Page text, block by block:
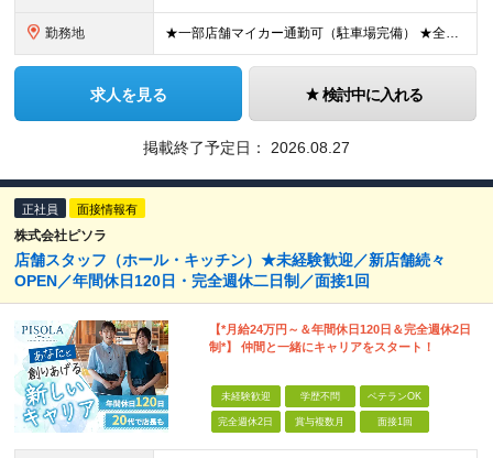
勤務地 ★一部店舗マイカー通勤可（駐車場完備） ★全国の各店舗で募集中！続々出店予定！ ■首都圏エリア 埼玉、千葉、東京、神奈川、山梨 ■北日本エリア 北海道、青森、岩手、宮城、秋田、山形、福島、茨城、栃
求人を見る 検討中に入れる
掲載終了予定日： 2026.08.27
正社員 面接情報有
株式会社ピソラ
店舗スタッフ（ホール・キッチン）★未経験歓迎／新店舗続々
OPEN／年間休日120日・完全週休二日制／面接1回
【*月給24万円～＆年間休日120日＆完全週休2日
制*】 仲間と一緒にキャリアをスタート！
未経験歓迎 学歴不問 ベテランOK
完全週休2日 賞与複数月 面接1回